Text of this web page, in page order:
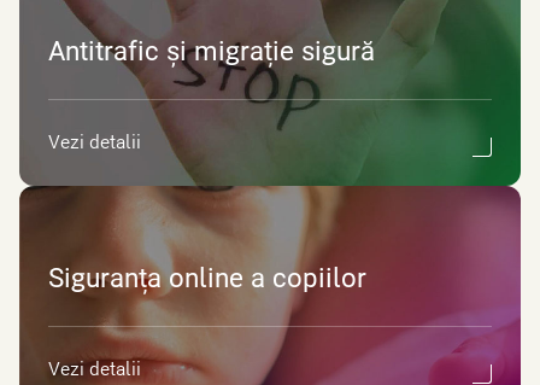
Antitrafic și migrație sigură
Vezi detalii
Siguranța online a copiilor
Vezi detalii